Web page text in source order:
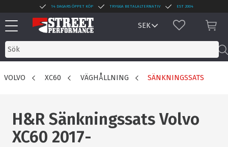
Meny
14 DAGARS ÖPPET KÖP TRYGGA BETALALTERNATIV EST 2004
FAVORITER
VOLVO XC60 VÄGHÅLLNING SÄNKNINGSSATS
H&R Sänkningssats Volvo
XC60 2017-